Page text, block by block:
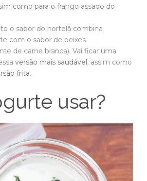
como para o frango assado do
o sabor do hortelã combina
com o sabor de peixes
de carne branca). Vai ficar uma
versão mais saudável, assim como
frita.
usar?